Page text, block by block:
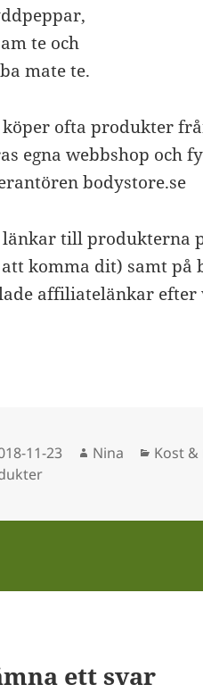
,
te och
matete.
köper ofta produkter
egna webbshop och
bodystore.se
länkar till produkterna
komma dit) samt på
affiliatelänkar efter
11-23 Författare
Nina Kost
ett svar